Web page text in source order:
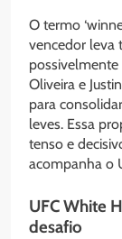
O termo
vencedor leva
possivelmente
Oliveira e
para
leves. Essa
tenso e
acompanha o
UFC White
desafio